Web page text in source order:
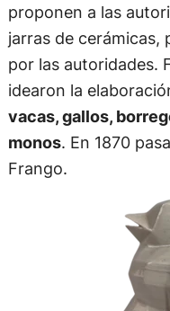
proponen a las
jarras de cerámicas,
por las autoridades.
idearon la
vacas, gallos,
monos. En 1870
Frango.